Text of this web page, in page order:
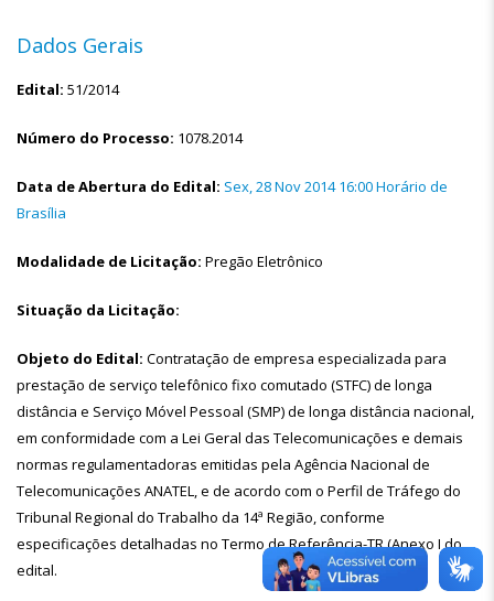
Dados Gerais
Edital: 51/2014
Número do Processo: 1078.2014
Data de Abertura do Edital: Sex, 28 Nov 2014 16:00 Horário de
Brasília
Modalidade de Licitação: Pregão Eletrônico
Situação da Licitação:
Objeto do Edital: Contratação de empresa especializada para
prestação de serviço telefônico fixo comutado (STFC) de longa
distância e Serviço Móvel Pessoal (SMP) de longa distância nacional,
em conformidade com a Lei Geral das Telecomunicações e demais
normas regulamentadoras emitidas pela Agência Nacional de
Telecomunicações ANATEL, e de acordo com o Perfil de Tráfego do
Tribunal Regional do Trabalho da 14ª Região, conforme
especificações detalhadas no Termo de Referência-TR (Anexo I do
edital.